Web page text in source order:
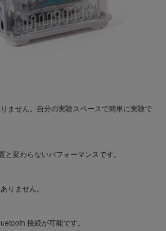
ません。自分の実験スペースで簡単に実験で
と変わらないパフォーマンスです。
りません。
接続が可能です。